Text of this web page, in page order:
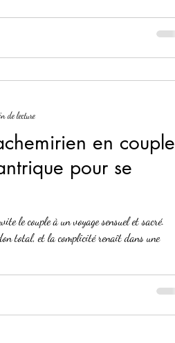
en couple
pour se
le couple à un voyage sensuel et sacré.
total, et la complicité renaît dans une
de lecture